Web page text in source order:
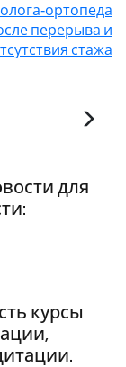
перерыва и
стажа
для
курсы